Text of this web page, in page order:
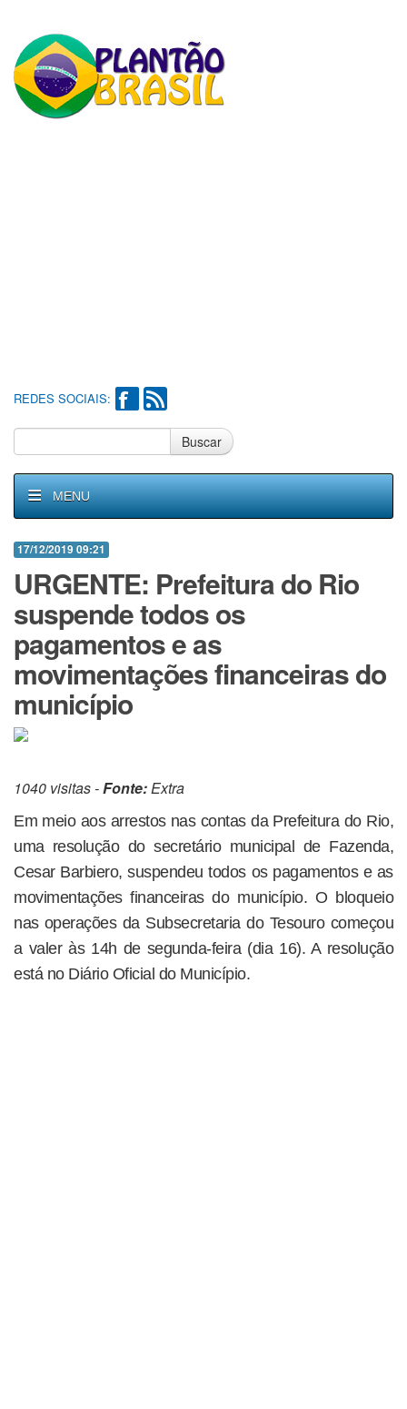
REDES SOCIAIS:
Buscar
MENU
17/12/2019 09:21
URGENTE: Prefeitura do Rio
suspende todos os
pagamentos e as
movimentações financeiras do
município
1040 visitas -Fonte:Extra
Em meio aos arrestos nas contas da Prefeitura do Rio,
uma resolução do secretário municipal de Fazenda,
Cesar Barbiero, suspendeu todos os pagamentos e as
movimentações financeiras do município. O bloqueio
nas operações da Subsecretaria do Tesouro começou
a valer às 14h de segunda-feira (dia 16). A resolução
está no Diário Oficial do Município.